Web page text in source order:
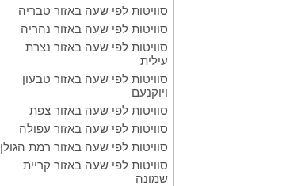
סוויטות לפי שעה באזור טבריה
סוויטות לפי שעה באזור נהריה
סוויטות לפי שעה באזור נצרת
עילית
סוויטות לפי שעה באזור טבעון
ויוקנעם
סוויטות לפי שעה באזור צפת
סוויטות לפי שעה באזור עפולה
סוויטות לפי שעה באזור רמת הגולן
סוויטות לפי שעה באזור קריית
שמונה